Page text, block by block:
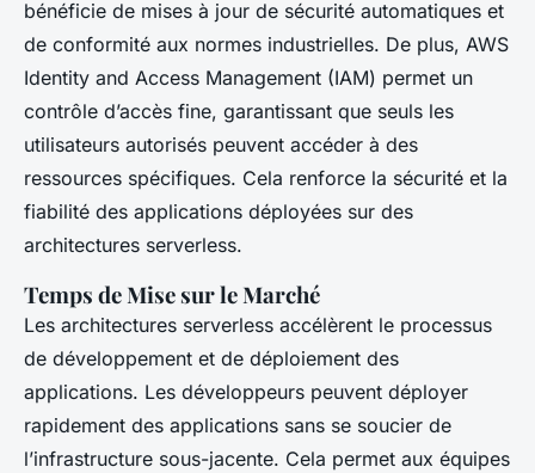
bénéficie de mises à jour de sécurité automatiques et
de conformité aux normes industrielles. De plus, AWS
Identity and Access Management (IAM) permet un
contrôle d’accès fine, garantissant que seuls les
utilisateurs autorisés peuvent accéder à des
ressources spécifiques. Cela renforce la sécurité et la
fiabilité des applications déployées sur des
architectures serverless.
Temps de Mise sur le Marché
Les architectures serverless accélèrent le processus
de développement et de déploiement des
applications. Les développeurs peuvent déployer
rapidement des applications sans se soucier de
l’infrastructure sous-jacente. Cela permet aux équipes